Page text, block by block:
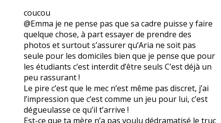
coucou
@Emma je ne pense pas que sa cadre puisse y faire
quelque chose, à part essayer de prendre des
photos et surtout s’assurer qu’Aria ne soit pas
seule pour les domiciles bien que je pense que pour
les étudiants c’est interdit d’être seuls C’est déjà un
peu rassurant !
Le pire c’est que le mec n’est même pas discret, j’ai
l’impression que c’est comme un jeu pour lui, c’est
dégueulasse ce qu’il t’arrive !
Est-ce que ta mère n’a pas voulu dédramatisé le truc